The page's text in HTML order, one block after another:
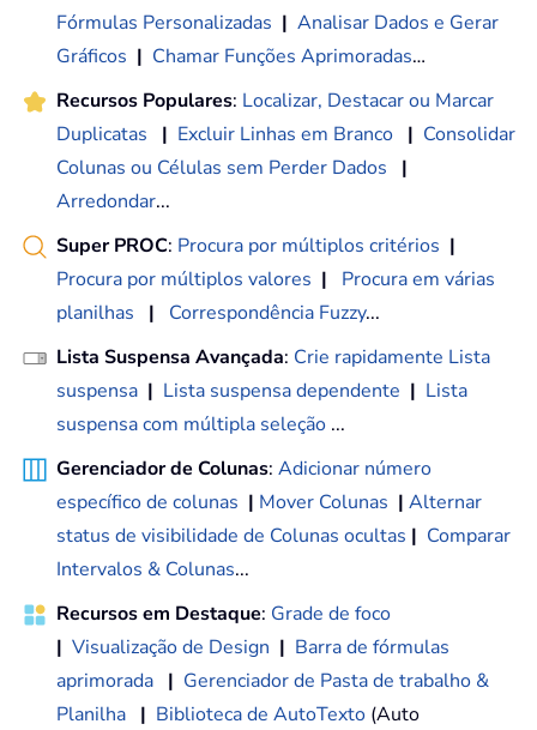
Fórmulas Personalizadas | Analisar Dados e Gerar
Gráficos | Chamar Funções Aprimoradas…
Recursos Populares: Localizar, Destacar ou Marcar
Duplicatas
| Excluir Linhas em Branco | Consolidar
Colunas ou Células sem Perder Dados
|
Arredondar...
Super PROC: Procura por múltiplos critérios |
Procura por múltiplos valores |
Procura em várias
planilhas
| Correspondência Fuzzy...
Lista Suspensa Avançada: Crie rapidamente Lista
suspensa | Lista suspensa dependente | Lista
suspensa com múltipla seleção ...
Gerenciador de Colunas: Adicionar número
específico de colunas | Mover Colunas | Alternar
status de visibilidade de Colunas ocultas | Comparar
Intervalos & Colunas...
Recursos em Destaque: Grade de foco
| Visualização de Design | Barra de fórmulas
aprimorada | Gerenciador de Pasta de trabalho &
Planilha | Biblioteca de AutoTexto (Auto